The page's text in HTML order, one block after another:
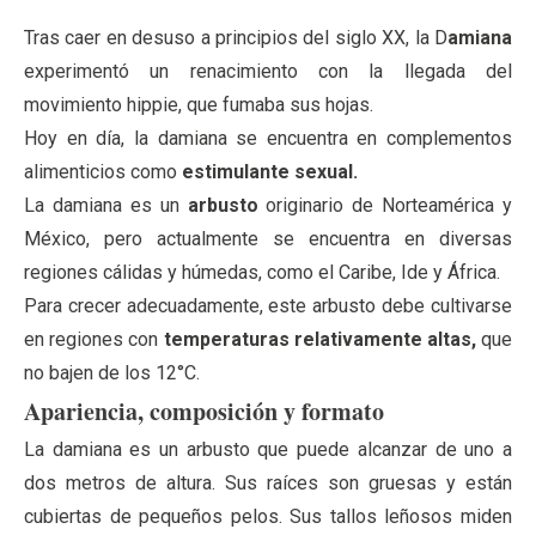
Tras caer en desuso a principios del siglo XX, la Damiana
experimentó un renacimiento con la llegada del
movimiento hippie, que fumaba sus hojas.
Hoy en día, la damiana se encuentra en complementos
alimenticios como estimulante sexual.
La damiana es un arbusto originario de Norteamérica y
México, pero actualmente se encuentra en diversas
regiones cálidas y húmedas, como el Caribe, Ide y África.
Para crecer adecuadamente, este arbusto debe cultivarse
en regiones con temperaturas relativamente altas,que
no bajen de los 12°C.
Apariencia, composición y formato
La damiana es un arbusto que puede alcanzar de uno a
dos metros de altura. Sus raíces son gruesas y están
cubiertas de pequeños pelos. Sus tallos leñosos miden